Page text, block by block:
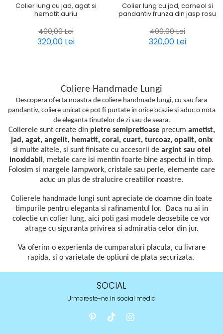
Colier lung cu jad, agat si
hematit auriu
400,00 Lei
320,00 Lei
Colier lung cu jad, carneol si
pandantiv frunza din jasp rosu
400,00 Lei
320,00 Lei
Coliere Handmade Lungi
Descopera oferta noastra de coliere handmade lungi, cu sau fara
pandantiv, coliere unicat ce pot fi purtate in orice ocazie si aduc o nota
de eleganta tinutelor de zi sau de seara.
Colierele sunt create din pietre semipretioaseprecum ametist,
jad, agat, angelit, hematit, coral, cuart, turcoaz, opalit, onix
si multe altele, si sunt finisate cu accesorii de argint sau otel
inoxidabil , metale care isi mentin foarte bine aspectul in timp.
Folosim si margele lampwork, cristale sau perle, elemente care
aduc un plus de stralucire creatiilor noastre.
Colierele handmade lungi sunt apreciate de doamne din toate
timpurile pentru eleganta si rafinamentul lor. Daca nu ai in
colectie un colier lung, aici poti gasi modele deosebite ce vor
atrage cu siguranta privirea si admiratia celor din jur.
Va oferim o experienta de cumparaturi placuta, cu livrare
rapida, si o varietate de optiuni de plata securizata.
SOCIAL
Urmareste-ne in social media